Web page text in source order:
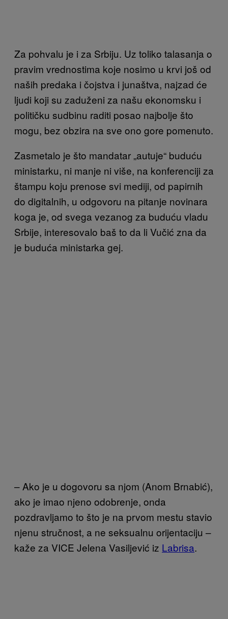
Za pohvalu je i za Srbiju. Uz toliko talasanja o
pravim vrednostima koje nosimo u krvi još od
naših predaka i čojstva i junaštva, najzad će
ljudi koji su zaduženi za našu ekonomsku i
političku sudbinu raditi posao najbolje što
mogu, bez obzira na sve ono gore pomenuto.
Zasmetalo je što mandatar „autuje“ buduću
ministarku, ni manje ni više, na konferenciji za
štampu koju prenose svi mediji, od papirnih
do digitalnih, u odgovoru na pitanje novinara
koga je, od svega vezanog za buduću vladu
Srbije, interesovalo baš to da li Vučić zna da
je buduća ministarka gej.
– Ako je u dogovoru sa njom (Anom Brnabić),
ako je imao njeno odobrenje, onda
pozdravljamo to što je na prvom mestu stavio
njenu stručnost, a ne seksualnu orijentaciju –
kaže za VICE Jelena Vasiljević iz Labrisa.